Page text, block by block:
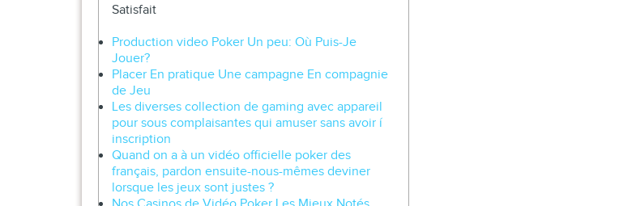
Satisfait
Production video Poker Un peu: Où Puis-Je
Jouer?
Placer En pratique Une campagne En compagnie
de Jeu
Les diverses collection de gaming avec appareil
pour sous complaisantes qui amuser sans avoir í
inscription
Quand on a à un vidéo officielle poker des
français, pardon ensuite-nous-mêmes deviner
lorsque les jeux sont justes ?